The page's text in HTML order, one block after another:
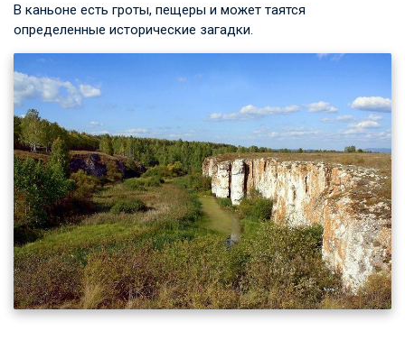
В каньоне есть гроты, пещеры и может таятся
определенные исторические загадки.